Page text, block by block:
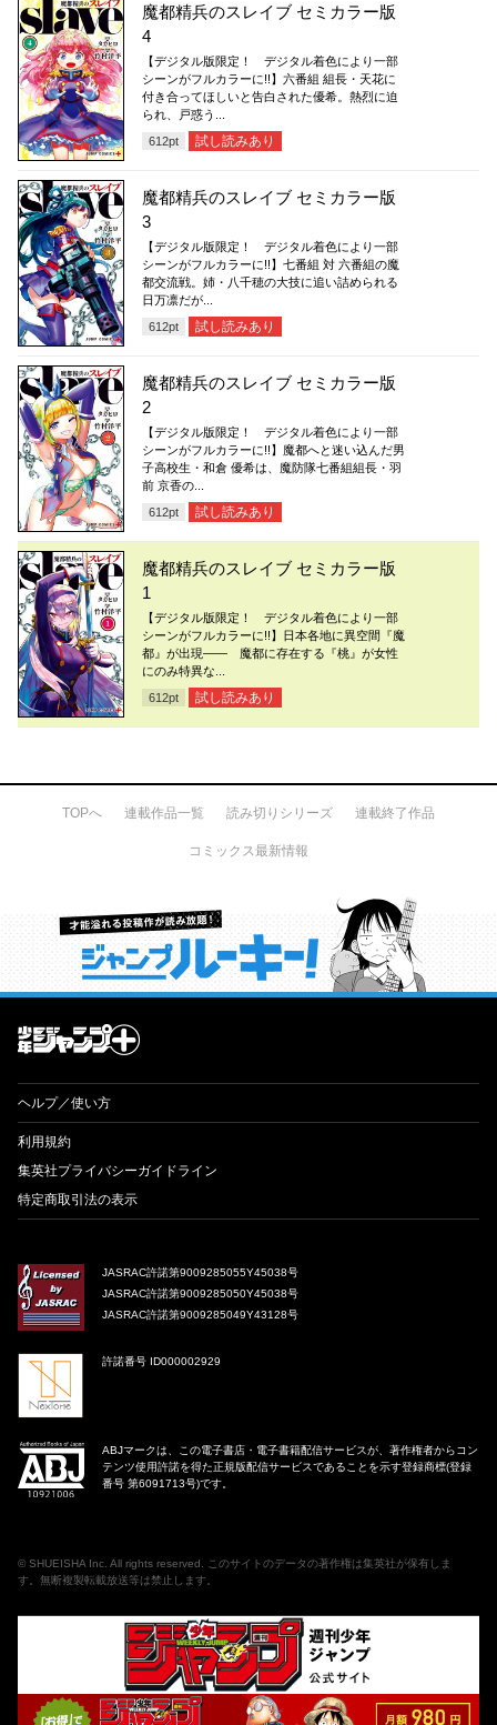
魔都精兵のスレイブ セミカラー版
4
【デジタル版限定！ デジタル着色により一部
シーンがフルカラーに!!】六番組 組長・天花に
付き合ってほしいと告白された優希。熱烈に迫
られ、戸惑う...
612pt 試し読みあり
魔都精兵のスレイブ セミカラー版
3
【デジタル版限定！ デジタル着色により一部
シーンがフルカラーに!!】七番組 対 六番組の魔
都交流戦。姉・八千穂の大技に追い詰められる
日万凛だが...
612pt 試し読みあり
魔都精兵のスレイブ セミカラー版
2
【デジタル版限定！ デジタル着色により一部
シーンがフルカラーに!!】魔都へと迷い込んだ男
子高校生・和倉 優希は、魔防隊七番組組長・羽
前 京香の...
612pt 試し読みあり
魔都精兵のスレイブ セミカラー版
1
【デジタル版限定！ デジタル着色により一部
シーンがフルカラーに!!】日本各地に異空間『魔
都』が出現―― 魔都に存在する『桃』が女性
にのみ特異な...
612pt 試し読みあり
TOPへ 連載作品一覧 読み切りシリーズ 連載終了作品
コミックス最新情報
才能溢れる投稿作が読み放題！ ジャンプルーキー！
ヘルプ／使い方
利用規約
集英社プライバシーガイドライン
特定商取引法の表示
JASRAC許諾第9009285055Y45038号
JASRAC許諾第9009285050Y45038号
JASRAC許諾第9009285049Y43128号
許諾番号 ID000002929
ABJマークは、この電子書店・電子書籍配信サービスが、著作権者からコン
テンツ使用許諾を得た正規版配信サービスであることを示す登録商標(登録
番号 第6091713号)です。
© SHUEISHA Inc . All rights reserved. このサイトのデータの著作権は集英社が保有しま
す。無断複製転載放送等は禁止します。